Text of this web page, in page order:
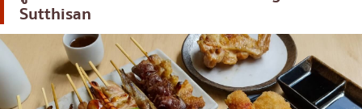
ด้ง (ข้าวหน้าต่างๆ)
บุฟเฟต์
มิชลิน
สเต็ก
นานา
อุดมสุข
ศรีราชา
ไอคอนสยาม
Sutthisan